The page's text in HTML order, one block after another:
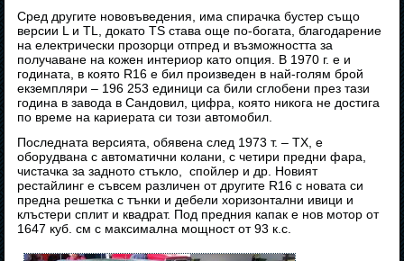
Сред другите нововъведения, има спирачка бустер също
версии L и TL, докато TS става още по-богата, благодарение
на електрически прозорци отпред и възможността за
получаване на кожен интериор като опция. В 1970 г. е и
годината, в която R16 е бил произведен в най-голям брой
екземпляри – 196 253 единици са били сглобени през тази
година в завода в Сандовил, цифра, която никога не достига
по време на кариерата си този автомобил.
Последната версията, обявена след 1973 т. – ТХ, е
оборудвана с автоматични колани, с четири предни фара,
чистачка за задното стъкло, спойлер и др. Новият
рестайлинг е съвсем различен от другите R16 с новата си
предна решетка с тънки и дебели хоризонтални ивици и
клъстери сплит и квадрат. Под предния капак е нов мотор от
1647 куб. см с максимална мощност от 93 к.с.